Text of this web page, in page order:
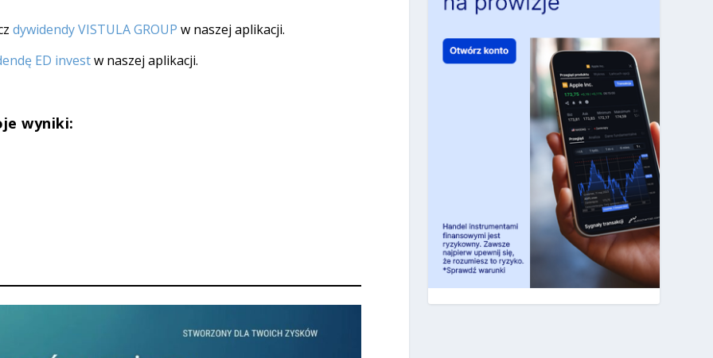
dywidendy VISTULA GROUP w naszej aplikacji.
ED investw naszej aplikacji.
wyniki: